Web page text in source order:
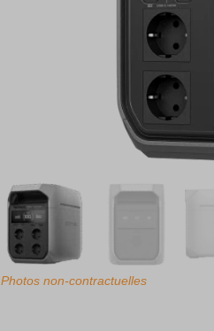
Photos non-contractuelles